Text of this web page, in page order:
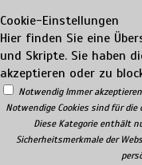
Cookie-Einstellungen
Hier finden Sie eine
und Skripte. Sie haben
akzeptieren oder zu
Notwendig Immer akzeptieren
Notwendige Cookies sind für
Diese Kategorie enthält
Sicherheitsmerkmale der